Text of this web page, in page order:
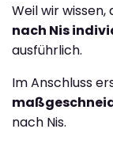
Weil wir wissen,
nach Nis
ausführlich.
Im Anschluss
nach Nis.